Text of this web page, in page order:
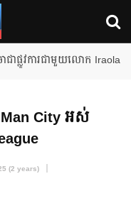
Emery សន្យាថានឹងឈ្នះពាន
Man City អស់
(2 years)